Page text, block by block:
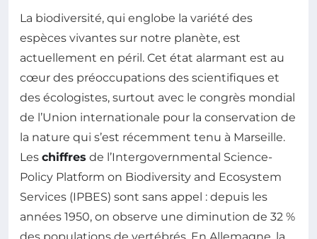
La biodiversité, qui englobe la variété des
espèces vivantes sur notre planète, est
actuellement en péril. Cet état alarmant est au
cœur des préoccupations des scientifiques et
des écologistes, surtout avec le congrès mondial
de l’Union internationale pour la conservation de
la nature qui s’est récemment tenu à Marseille.
Les chiffres de l’Intergovernmental Science-
Policy Platform on Biodiversity and Ecosystem
Services (IPBES) sont sans appel : depuis les
années 1950, on observe une diminution de 32 %